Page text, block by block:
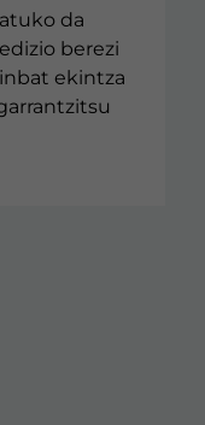
da
berezi
ekintza